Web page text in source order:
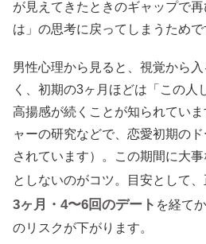
が見えてきたときのギャップで
は」の思考に戻ってしまうためで
男性心理から見ると、視覚から
く、初期の3ヶ月ほどは「この人
高揚感が続くことが知られてい
ャーの研究などで、恋愛初期の
されています）。この期間に大
としないのがコツ。目安として
3ヶ月・4〜6回のデート を経て
のリスクが下がります。